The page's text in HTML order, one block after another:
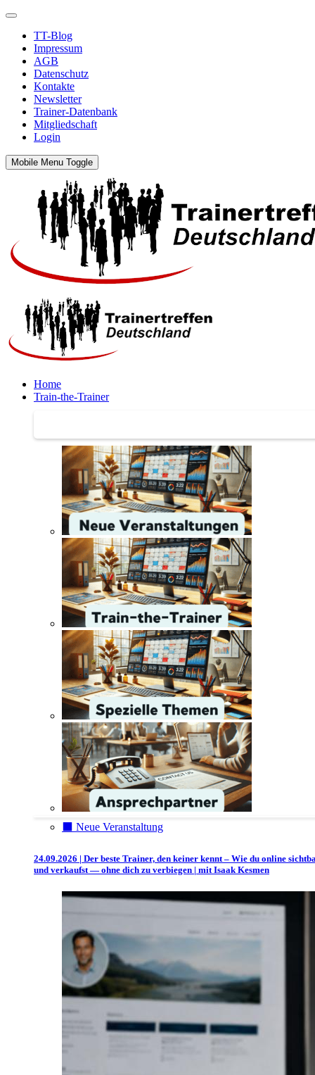
TT-Blog
Impressum
AGB
Datenschutz
Kontakte
Newsletter
Trainer-Datenbank
Mitgliedschaft
Login
Mobile Menu Toggle
Home
Train-the-Trainer
⬛️ Neue Veranstaltung
24.09.2026 | Der beste Trainer, den keiner kennt – Wie du online
und verkaufst — ohne dich zu verbiegen | mit Isaak Kesmen